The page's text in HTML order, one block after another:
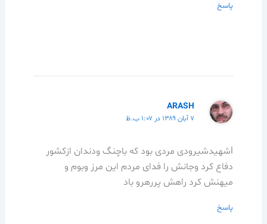
پاسخ
ARASH
۷ آبان ۱۳۸۹ در ۱:۰۷ ب.ظ
lشهیدشیرودی مردی بود که باچنگ ودندان ازکشور
دفاع کرد وجانش را فدای مردم این مرز وبوم و
میهنش کرد راهش پررهرو باد
پاسخ